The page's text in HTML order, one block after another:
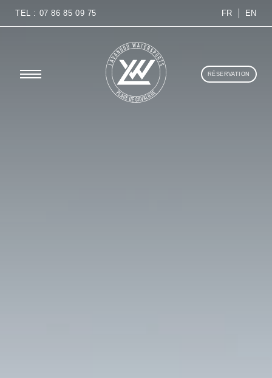
TEL : 07 86 85 09 75 FR EN
RÉSERVATION